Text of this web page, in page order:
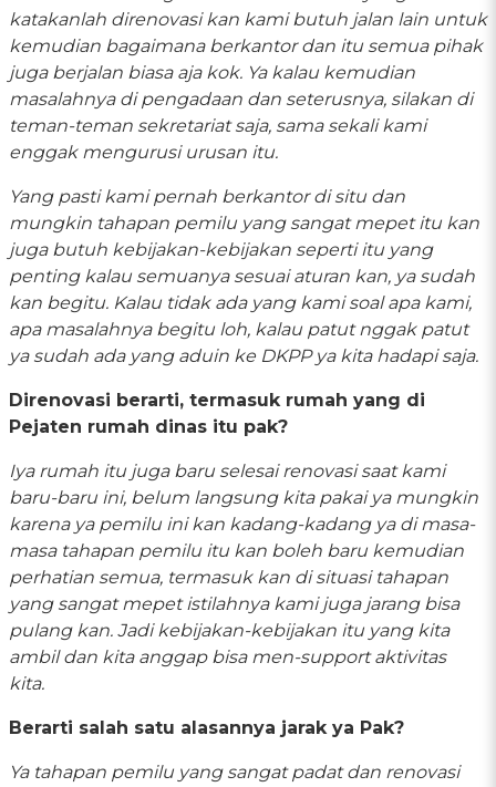
katakanlah direnovasi kan kami butuh jalan lain untuk
kemudian bagaimana berkantor dan itu semua pihak
juga berjalan biasa aja kok. Ya kalau kemudian
masalahnya di pengadaan dan seterusnya, silakan di
teman-teman sekretariat saja, sama sekali kami
enggak mengurusi urusan itu.
Yang pasti kami pernah berkantor di situ dan
mungkin tahapan pemilu yang sangat mepet itu kan
juga butuh kebijakan-kebijakan seperti itu yang
penting kalau semuanya sesuai aturan kan, ya sudah
kan begitu. Kalau tidak ada yang kami soal apa kami,
apa masalahnya begitu loh, kalau patut nggak patut
ya sudah ada yang aduin ke DKPP ya kita hadapi saja.
Direnovasi berarti, termasuk rumah yang di
Pejaten rumah dinas itu pak?
Iya rumah itu juga baru selesai renovasi saat kami
baru-baru ini, belum langsung kita pakai ya mungkin
karena ya pemilu ini kan kadang-kadang ya di masa-
masa tahapan pemilu itu kan boleh baru kemudian
perhatian semua, termasuk kan di situasi tahapan
yang sangat mepet istilahnya kami juga jarang bisa
pulang kan. Jadi kebijakan-kebijakan itu yang kita
ambil dan kita anggap bisa men-support aktivitas
kita.
Berarti salah satu alasannya jarak ya Pak?
Ya tahapan pemilu yang sangat padat dan renovasi